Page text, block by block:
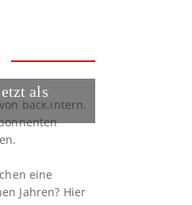
als
back.intern.
eine
Jahren? Hier